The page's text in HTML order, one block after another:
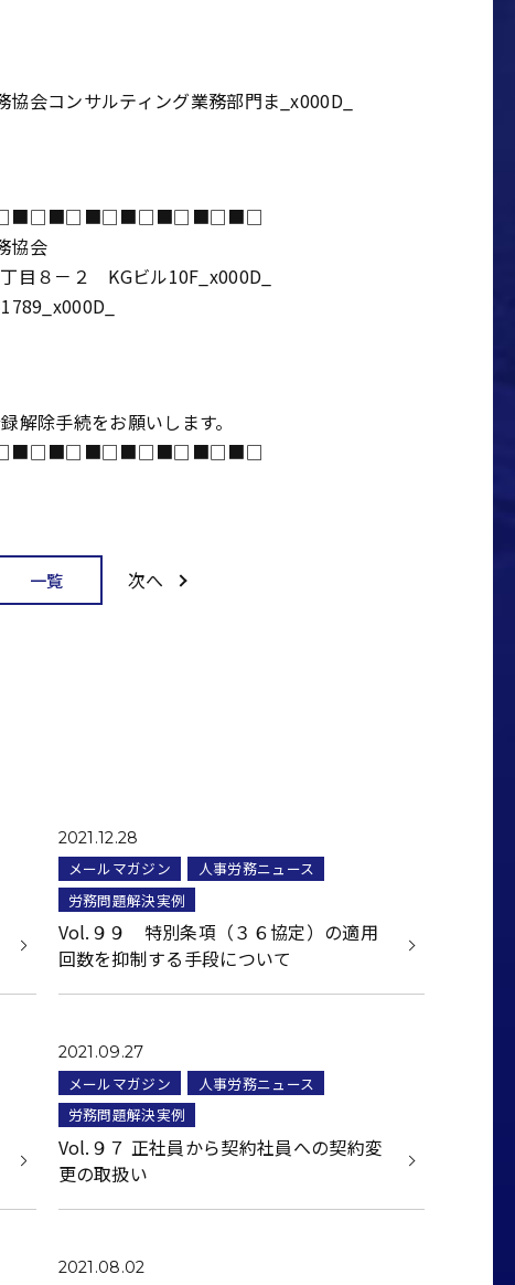
会コンサルティング業務部門ま_x000D_
協会
８－２ KGビル10F_x000D_
解除手続をお願いします。
一覧 次へ
2021.12.28
メールマガジン
人事労務ニュース
労務問題解決実例
Vol.９９ 特別条項（３６協定）の適用
回数を抑制する手段について
2021.09.27
メールマガジン
人事労務ニュース
労務問題解決実例
Vol.９７ 正社員から契約社員への契約変
更の取扱い
2021.08.02